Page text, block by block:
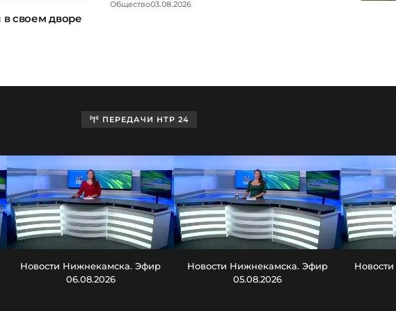
своем дворе
Общество03.08.2026
ПЕРЕДАЧИ НТР 24
Новости Нижнекамска. Эфир
06.08.2026
Новости Нижнекамска. Эфир
05.08.2026